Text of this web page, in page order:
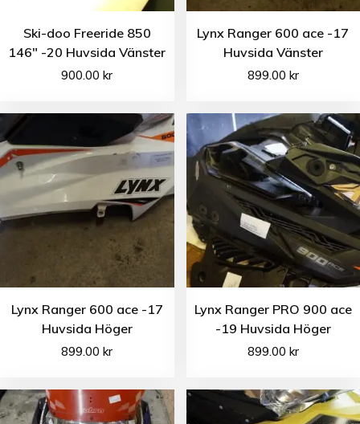
Ski-doo Freeride 850
146″ -20 Huvsida Vänster
900.00kr
Lynx Ranger 600 ace -17
Huvsida Vänster
899.00 kr
Lynx Ranger 600 ace -17
Huvsida Höger
899.00kr
Lynx Ranger PRO 900 ace
-19 Huvsida Höger
899.00 kr